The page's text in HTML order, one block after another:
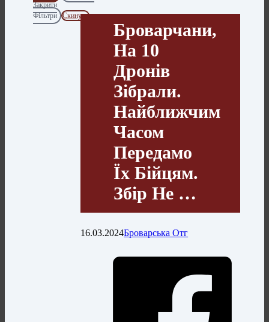
Закрити
Фільтри
Скинути
Броварчани,
На 10
Дронів
Зібрали.
Найближчим
Часом
Передамо
Їх Бійцям.
Збір Не …
16.03.2024Броварська Отг